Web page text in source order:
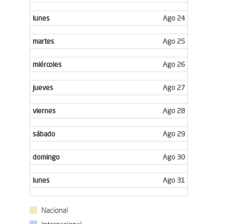
lunes Ago 24
martes Ago 25
miércoles Ago 26
jueves Ago 27
viernes Ago 28
sábado Ago 29
domingo Ago 30
lunes Ago 31